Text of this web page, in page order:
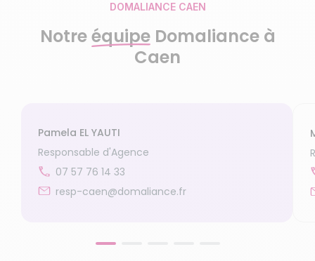
DOMALIANCE CAEN
NotreéquipeDomaliance à
Caen
Pamela EL YAUTI
Responsable d'Agence
07 57 76 14 33
resp-caen@domaliance.fr